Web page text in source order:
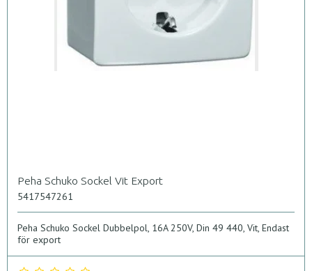
Peha Schuko Sockel Vit Export
5417547261
Peha Schuko Sockel Dubbelpol, 16A 250V, Din 49 440, Vit, Endast
för export